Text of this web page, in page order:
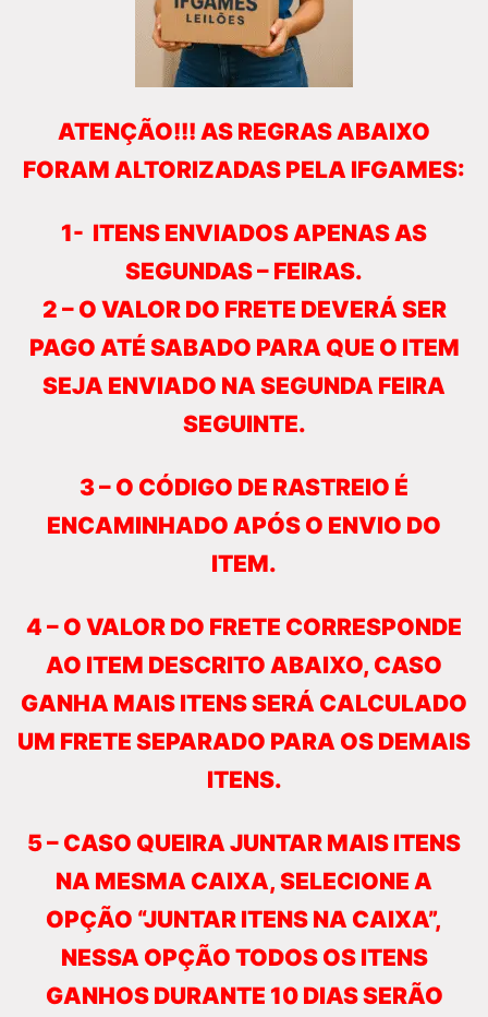
ATENÇÃO!!! AS REGRAS ABAIXO
FORAM ALTORIZADAS PELA IFGAMES:
1- ITENS ENVIADOS APENAS AS
SEGUNDAS – FEIRAS.
2 – O VALOR DO FRETE DEVERÁ SER
PAGO ATÉ SABADO PARA QUE O ITEM
SEJA ENVIADO NA SEGUNDA FEIRA
SEGUINTE.
3 – O CÓDIGO DE RASTREIO É
ENCAMINHADO APÓS O ENVIO DO
ITEM.
4 – O VALOR DO FRETE CORRESPONDE
AO ITEM DESCRITO ABAIXO, CASO
GANHA MAIS ITENS SERÁ CALCULADO
UM FRETE SEPARADO PARA OS DEMAIS
ITENS.
5 – CASO QUEIRA JUNTAR MAIS ITENS
NA MESMA CAIXA, SELECIONE A
OPÇÃO “JUNTAR ITENS NA CAIXA”,
NESSA OPÇÃO TODOS OS ITENS
GANHOS DURANTE 10 DIAS SERÃO